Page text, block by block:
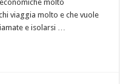
molto
viaggia molto e che vuole
e isolarsi …